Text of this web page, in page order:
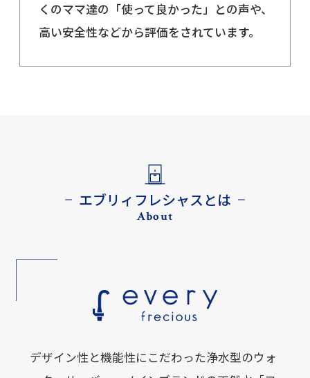
くのママ達の「使って良かった」との声や、
高い安全性などから評価をされています。
エブリィフレシャスとは
About
デザイン性と機能性にこだわった浄水型のウォ